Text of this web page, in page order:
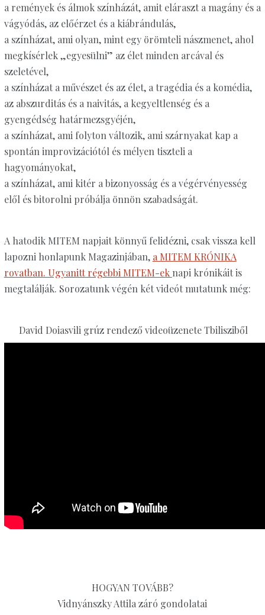
a remények és álmok színházát, amit eláraszt a magány és a
vágyódás, az előérzet és a kiábrándulás,
a színházat, ami olyan, mint egy örömteli nászmenet, ahol
megkísérlek „egyesülni” az élet minden arcával és
szeletével,
a színházat a művészet és az élet, a tragédia és a komédia,
az abszurditás és a naivitás, a kegyeltlenség és a
gyengédség határmezsgyéjén,
a színházat, ami folyton változik, ami szárnyakat kap a
spontán improvizációtól és mélyen tiszteli a
hagyományokat,
a színházat, ami kitér a bizonyosság és a végérvényesség
elől és bitorolni próbálja önnön szabadságát.
A hatodik MITEM napjait könnyű felidézni, csak vissza kell
lapozni honlapunk Magazinjában, a MITEM KRÓNIKA
rovatban. Ugyanitt régebbi MITEM-ek napi krónikáit is
megtalálják. Sorozatunk végén két videót mutatunk még:
David Doiasvili grúz rendező videoüzenete Tbilisziből
HOGYAN TOVÁBB?
Vidnyánszky Attila záró gondolatai